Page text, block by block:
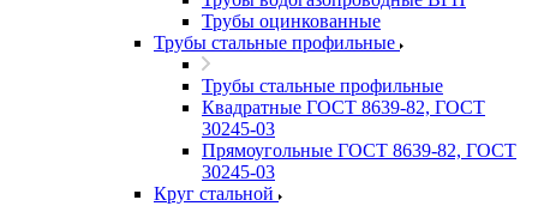
Трубы оцинкованные
Трубы стальные профильные
Трубы стальные профильные
Квадратные ГОСТ 8639-82, ГОСТ
30245-03
Прямоугольные ГОСТ 8639-82, ГОСТ
30245-03
Круг стальной